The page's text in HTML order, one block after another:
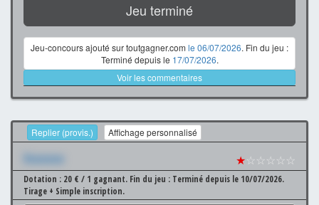
Jeu terminé
Jeu-concours ajouté sur toutgagner.com le 06/07/2026. Fin du jeu :
Terminé depuis le 17/07/2026.
Voir les commentaires
Replier (provis.) Affichage personnalisé
Xxxxxxx ★☆☆☆☆☆
Dotation : 20 € / 1 gagnant. Fin du jeu : Terminé depuis le 10/07/2026.
Tirage + Simple inscription.